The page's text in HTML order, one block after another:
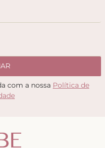
com a nossa Política de